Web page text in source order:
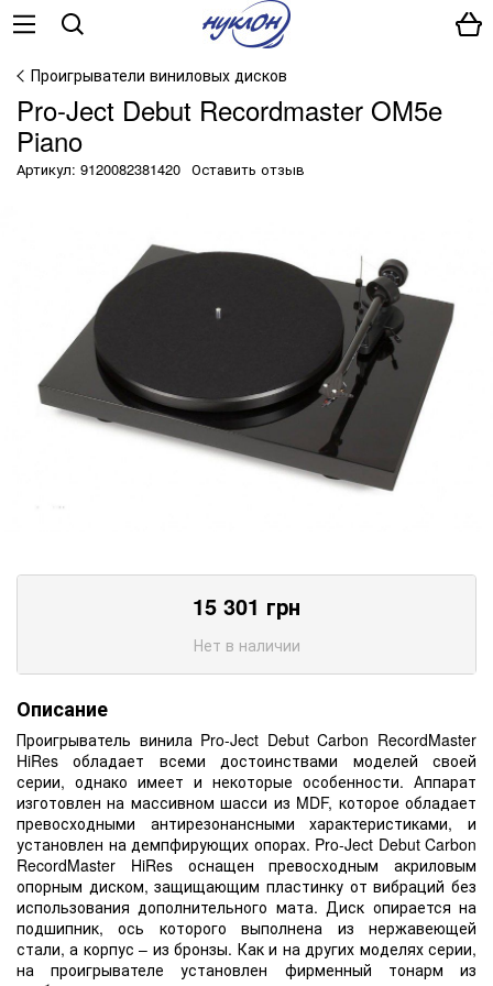
Проигрыватели виниловых дисков
Pro-Ject Debut Recordmaster OM5e
Piano
Артикул: 9120082381420 Оставить отзыв
15 301 грн
Нет в наличии
Описание
Проигрыватель винила Pro-Ject Debut Carbon RecordMaster
HiRes обладает всеми достоинствами моделей своей
серии, однако имеет и некоторые особенности. Аппарат
изготовлен на массивном шасси из MDF, которое обладает
превосходными антирезонансными характеристиками, и
установлен на демпфирующих опорах. Pro-Ject Debut Carbon
RecordMaster HiRes оснащен превосходным акриловым
опорным диском, защищающим пластинку от вибраций без
использования дополнительного мата. Диск опирается на
подшипник, ось которого выполнена из нержавеющей
стали, а корпус – из бронзы. Как и на других моделях серии,
на проигрывателе установлен фирменный тонарм из